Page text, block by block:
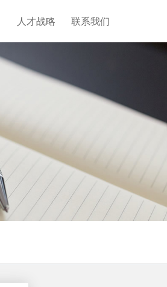
人才战略 联系我们